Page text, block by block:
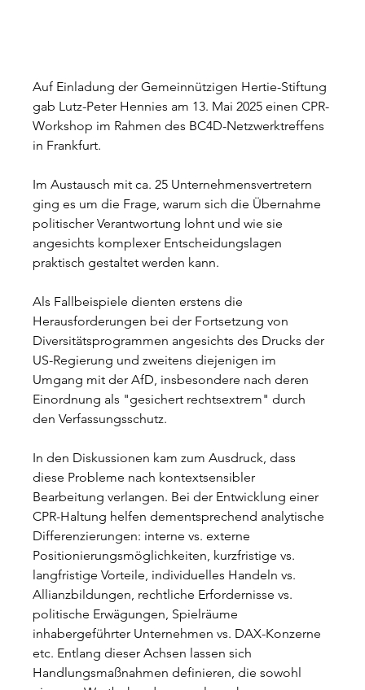
Auf Einladung der Gemeinnützigen Hertie-Stiftung
gab Lutz-Peter Hennies am 13. Mai 2025 einen CPR-
Workshop im Rahmen des BC4D-Netzwerktreffens
in Frankfurt.
Im Austausch mit ca. 25 Unternehmensvertretern
ging es um die Frage, warum sich die Übernahme
politischer Verantwortung lohnt und wie sie
angesichts komplexer Entscheidungslagen
praktisch gestaltet werden kann.
Als Fallbeispiele dienten erstens die
Herausforderungen bei der Fortsetzung von
Diversitätsprogrammen angesichts des Drucks der
US-Regierung und zweitens diejenigen im
Umgang mit der AfD, insbesondere nach deren
Einordnung als "gesichert rechtsextrem" durch
den Verfassungsschutz.
In den Diskussionen kam zum Ausdruck, dass
diese Probleme nach kontextsensibler
Bearbeitung verlangen. Bei der Entwicklung einer
CPR-Haltung helfen dementsprechend analytische
Differenzierungen: interne vs. externe
Positionierungsmöglichkeiten, kurzfristige vs.
langfristige Vorteile, individuelles Handeln vs.
Allianzbildungen, rechtliche Erfordernisse vs.
politische Erwägungen, Spielräume
inhabergeführter Unternehmen vs. DAX-Konzerne
etc. Entlang dieser Achsen lassen sich
Handlungsmaßnahmen definieren, die sowohl